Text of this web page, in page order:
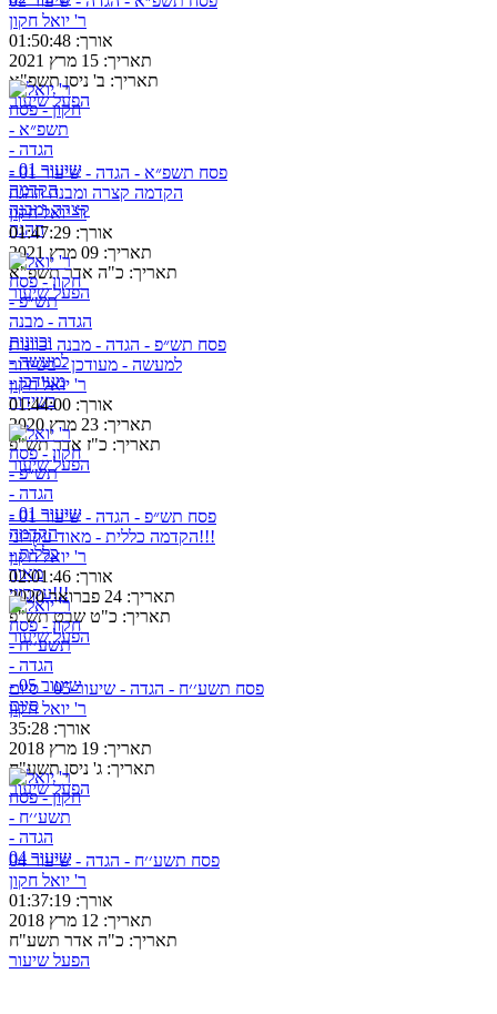
ר' יואל חקון
אורך: 01:50:48
תאריך: 15 מרץ 2021
תאריך: ב' ניסן תשפ"א
הפעל שיעור
פסח תשפ״א - הגדה - שיעור 01 -
הקדמה קצרה ומבנה ההגה
ר' יואל חקון
אורך: 01:47:29
תאריך: 09 מרץ 2021
תאריך: כ"ה אדר תשפ"א
הפעל שיעור
פסח תש״פ - הגדה - מבנה וכוונות
למעשה - מעודכן - בשידור
ר' יואל חקון
אורך: 01:44:00
תאריך: 23 מרץ 2020
תאריך: כ"ז אדר תש"פ
הפעל שיעור
פסח תש״פ - הגדה - שיעור 01 -
הקדמה כללית - מאוד עקרוני!!!
ר' יואל חקון
אורך: 02:01:46
תאריך: 24 פברואר 2020
תאריך: כ"ט שבט תש"פ
הפעל שיעור
פסח תשע׳׳ח - הגדה - שיעור 05 - סיום
ר' יואל חקון
אורך: 35:28
תאריך: 19 מרץ 2018
תאריך: ג' ניסן תשע"ח
הפעל שיעור
פסח תשע׳׳ח - הגדה - שיעור 04
ר' יואל חקון
אורך: 01:37:19
תאריך: 12 מרץ 2018
תאריך: כ"ה אדר תשע"ח
הפעל שיעור